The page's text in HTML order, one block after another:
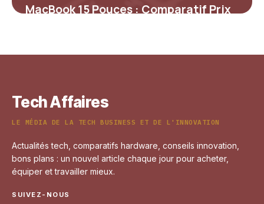
MacBook 15 Pouces : Comparatif Prix
Tech Affaires
LE MÉDIA DE LA TECH BUSINESS ET DE L'INNOVATION
Actualités tech, comparatifs hardware, conseils innovation,
bons plans : un nouvel article chaque jour pour acheter,
équiper et travailler mieux.
SUIVEZ-NOUS